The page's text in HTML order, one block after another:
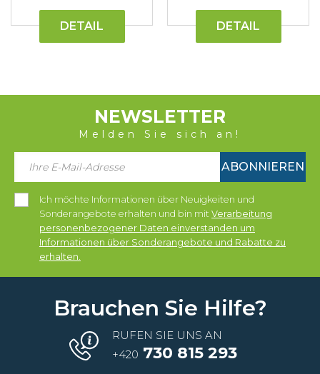
DETAIL DETAIL
NEWSLETTER
Melden Sie sich an!
ABONNIEREN
Ich möchte Informationen über Neuigkeiten und
Sonderangebote erhalten und bin mit Verarbeitung
personenbezogener Daten einverstanden um
Informationen über Sonderangebote und Rabatte zu
erhalten.
Brauchen Sie Hilfe?
RUFEN SIE UNS AN
+420 730 815 293